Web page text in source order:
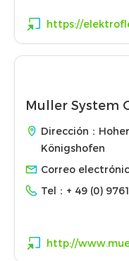
https://
Muller System
Dirección：
Königshofen
Correo
Tel： + 49 (0)
http://